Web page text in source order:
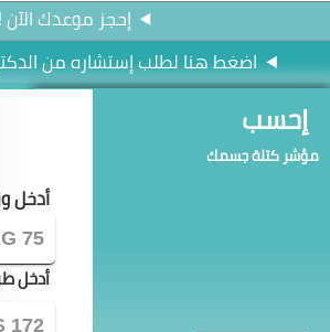
إحجز موعدك الآن !
اضغط هنا لطلب إستشاره من
إحسب
مؤشر كتلة جسمك
أدخل
أدخل